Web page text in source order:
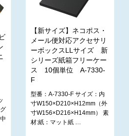
【新サイズ】ネコポス・
メール便対応アクセサリ
ーボックスLLサイズ 新
シリーズ紙箱フリーケー
ス 10個単位 A-7330-
F
型番：A-7330-F サイズ：内
寸W150×D210×H12mm（外
寸W156×D216×H14mm） 素
材:紙：マット紙 …